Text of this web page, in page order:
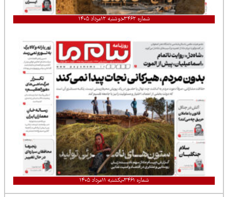
شماره ۳۴۶۲ دوشنبه ۱۲مرداد ۱۴۰۵
شماره ۳۴۶۱ یکشنبه ۱۱مرداد ۱۴۰۵